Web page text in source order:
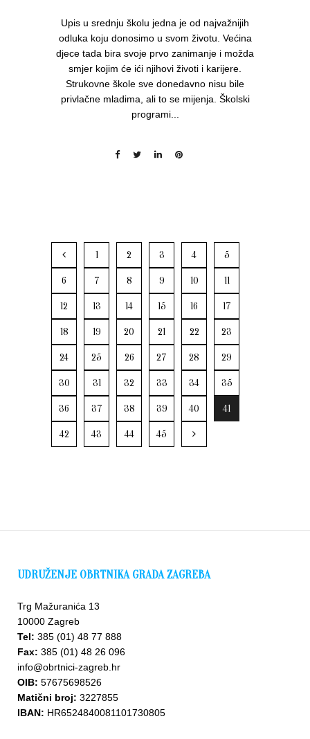
Upis u srednju školu jedna je od najvažnijih
odluka koju donosimo u svom životu. Većina
djece tada bira svoje prvo zanimanje i možda
smjer kojim će ići njihovi životi i karijere.
Strukovne škole sve donedavno nisu bile
privlačne mladima, ali to se mijenja. Školski
programi...
1 2 3 4 5
6 7 8 9 10 11
12 13 14 15 16 17
18 19 20 21 22 23
24 25 26 27 28 29
30 31 32 33 34 35
36 37 38 39 40 41
42 43 44 45
UDRUŽENJE OBRTNIKA GRADA ZAGREBA
Trg Mažuranića 13
10000 Zagreb
Tel: 385 (01) 48 77 888
Fax: 385 (01) 48 26 096
info@obrtnici-zagreb.hr
OIB: 57675698526
Matični broj: 3227855
IBAN: HR6524840081101730805